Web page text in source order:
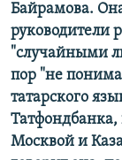
Байрамова.
руководители
"случайными
пор "не
татарского
Москвой и